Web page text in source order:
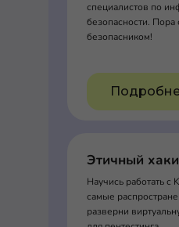
специалистов по
безопасности. Пора
безопасником!
Этичный
Научись работать с
самые
разверни